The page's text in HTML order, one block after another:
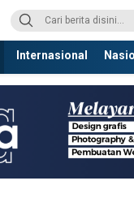
Internasional